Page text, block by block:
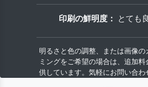
印刷の鮮明度： とても
明るさと色の調整、または画像の
ミングをご希望の場合は、追加料
供しています。気軽にお問い合わ